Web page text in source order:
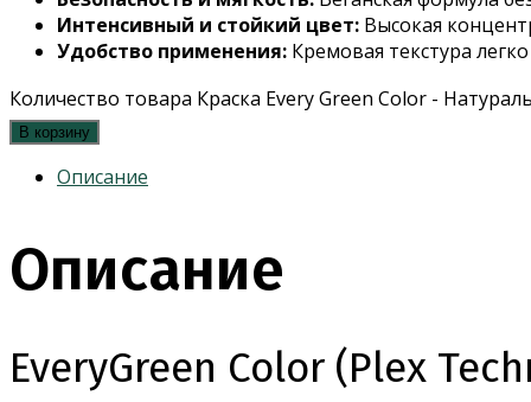
Интенсивный и стойкий цвет: Высокая
Удобство применения: Кремовая текстура
Количество товара Краска Every Green Color -
В корзину
Описание
Описание
EveryGreen Color (Plex